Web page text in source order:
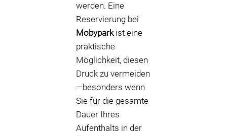
werden. Eine
Reservierung bei
Mobyparkist eine
praktische
Möglichkeit, diesen
Druck zu vermeiden
—besonders wenn
Sie für die gesamte
Dauer Ihres
Aufenthalts in der